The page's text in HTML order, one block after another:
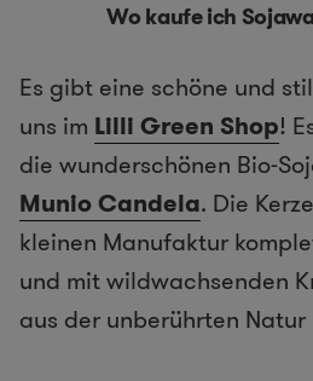
Wo kaufe ich
Es gibt eine schöne und
uns im Lilli Green Shop!
die wunderschönen Bio-
Munio Candela. Die
kleinen Manufaktur
und mit wildwachsenden
aus der unberührten